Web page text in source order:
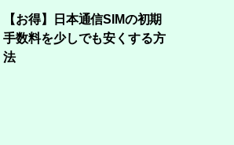
【お得】日本通信SIMの初期
手数料を少しでも安くする方
法